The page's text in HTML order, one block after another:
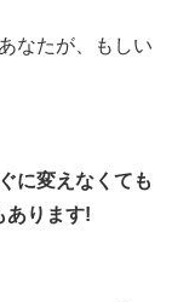
なたが、もしい
に変えなくても
あります!